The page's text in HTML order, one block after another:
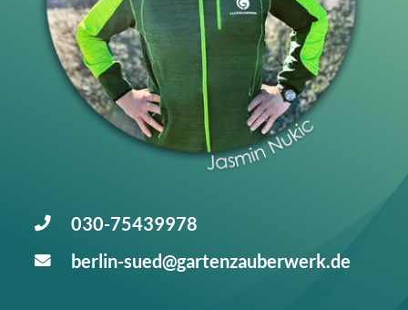
030-75439978
berlin-sued@gartenzauberwerk.de